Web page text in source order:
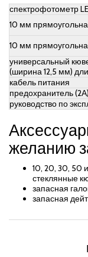
спектрофотометр
10 мм
10 мм
универсальный
(ширина 12,5 мм)
кабель питания
предохранитель (2А)
руководство по
желанию
10, 20, 30, 50
стеклянные
запасная
запасная